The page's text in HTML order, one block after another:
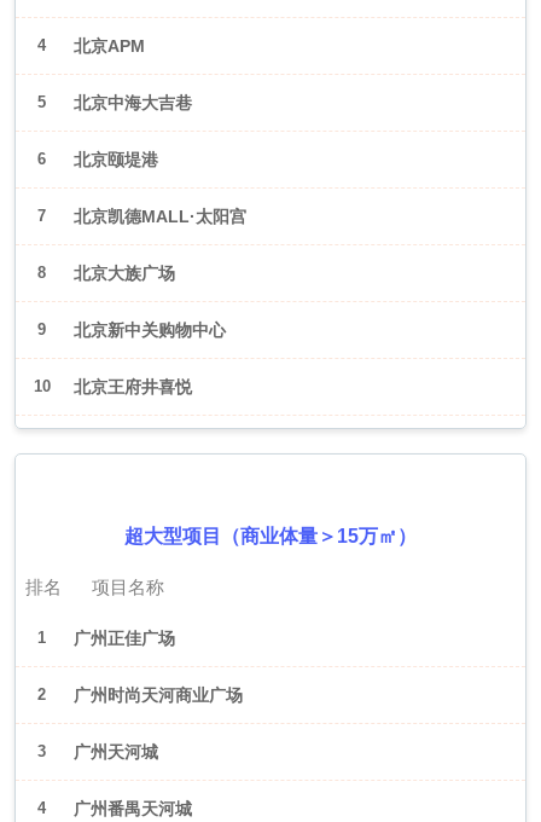
4 北京APM
5 北京中海大吉巷
6 北京颐堤港
7 北京凯德MALL·太阳宫
8 北京大族广场
9 北京新中关购物中心
10 北京王府井喜悦
超大型项目（商业体量＞15万㎡）
排名 项目名称
1 广州正佳广场
2 广州时尚天河商业广场
3 广州天河城
4 广州番禺天河城